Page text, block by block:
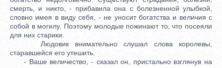
смерть, и никто, - прибавила она с болезненной улыбкой,
словно имея в виду себя, - не уносит богатства и величия с
собой в могилу. Поэтому молодые пожинают то, что посеяли
для них старики.
Людовик внимательно слушал слова королевы,
старавшейся его утешить.
- Ваше величество, - сказал он, пристально взглянув на